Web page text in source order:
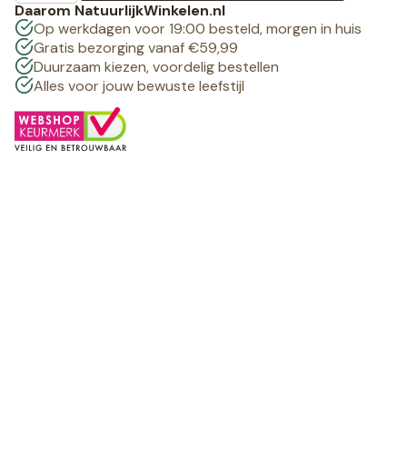
Daarom NatuurlijkWinkelen.nl
Op werkdagen voor 19:00 besteld, morgen in huis
Gratis bezorging vanaf €59,99
Duurzaam kiezen, voordelig bestellen
Alles voor jouw bewuste leefstijl